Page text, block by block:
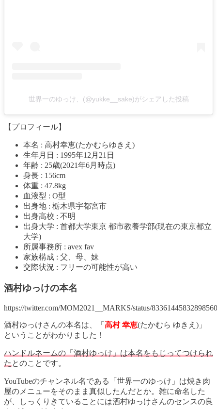
世界一のゆっけ、(@yukke__sake)がシェアした投稿
【プロフィール】
本名 : 高村幸恵(たかむらゆきえ)
生年月日 : 1995年12月21日
年齢 : 25歳(2021年6月時点)
身長 : 156cm
体重 : 47.8kg
血液型 : O型
出身地 : 栃木県宇都宮市
出身高校 : 不明
出身大学 : 首都大学東京 都市教養学部(現在の東京都立
大学)
所属事務所 : avex fav
家族構成 : 父、母、妹
交際状況 : フリーの可能性が高い
酒村ゆっけの本名
https://twitter.com/MOM2021__MARKS/status/
酒村ゆっけさんの本名は、「 高村 幸恵(たかむら ゆきえ)」
ということがわかりました！
ハンドルネームの「酒村ゆっけ」は本名をもじってつけられ
たとのことです。
YouTubeのチャンネル名である「世界一のゆっけ」は焼き肉
屋のメニューをそのまま真似したんだとか。雑に命名した
が、しっくりきていることには酒村ゆっけさんのセンスの良